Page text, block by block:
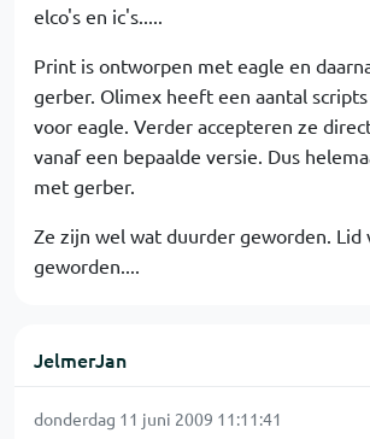
elco's en ic's.....
Print is ontworpen met eagle en
gerber. Olimex heeft een aantal
voor eagle. Verder accepteren ze
vanaf een bepaalde versie. Dus
met gerber.
Ze zijn wel wat duurder geworden. Lid
geworden....
JelmerJan
donderdag 11 juni 2009 11:11:41